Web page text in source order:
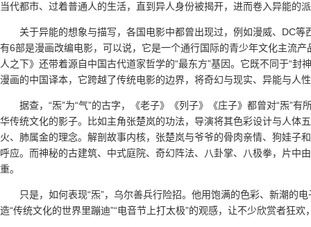
当代都市、过着普通人的生活，直到异人身份被揭开，进而卷入异能的
关于异能的想象与描写，各国电影中都曾出现过，例如漫威、DC
有6部是漫画改编电影，可以说，它是一个通行国际的青少年文化主流
人之下》还带着源自中国古代道家哲学的“最东方”基因。它既不同于“
漫画的中国译本，它跨越了传统电影的边界，将奇幻与现实、异能与人
据查，“炁”为“气”的古字，《老子》《列子》《庄子》都曾对“炁”
华传统文化的影子。比如主角张楚岚的功法，导演将其色彩设计与人体
火、肺属金的理念。解剖故事内核，张楚岚与爷爷的骨肉亲情、狗娃子
呼应。而神秘的古建筑、中式庭院、奇幻阵法、八卦掌、八极拳，片中
重。
只是，如何表现“炁”，乌尔善兵行险招。他用饱满的色彩、新潮的
造“传统文化的世界里蹦迪”“电音节上打太极”的观感，让不少欣赏者狂